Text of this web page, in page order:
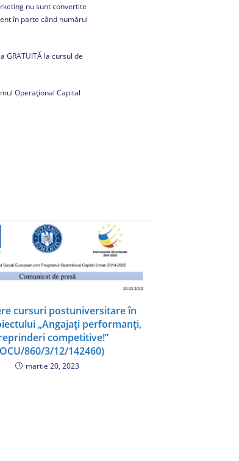
nu sunt convertite
în parte când numărul
GRATUITĂ la cursul de
Operațional Capital
cursuri postuniversitare în
„Angajați performanți,
competitive!”
860/3/12/142460)
martie 20, 2023